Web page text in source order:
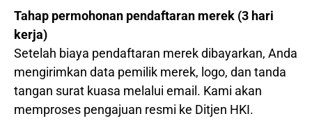
Tahap permohonan pendaftaran merek (3 hari
kerja)
Setelah biaya pendaftaran merek dibayarkan, Anda
mengirimkan data pemilik merek, logo, dan tanda
tangan surat kuasa melalui email. Kami akan
memproses pengajuan resmi ke Ditjen HKI.